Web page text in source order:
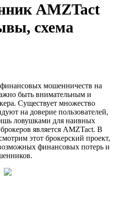
AMZTact
схема
мошенничеств на
быть внимательным и
Существует множество
на доверие пользователей,
ловушками для наивных
является AMZTact. В
этот брокерский проект,
финансовых потерь и